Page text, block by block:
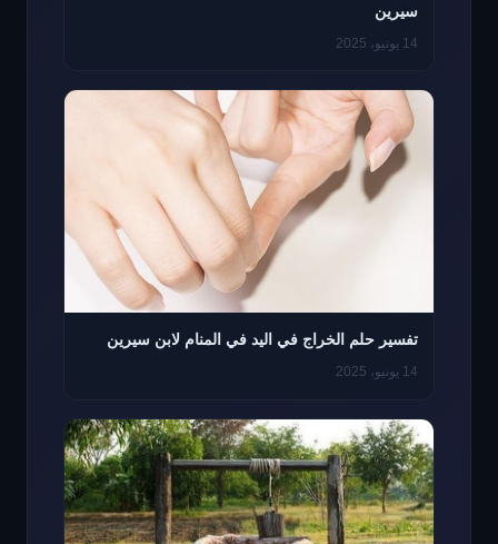
سيرين
14 يونيو، 2025
تفسير حلم الخراج في اليد في المنام لابن سيرين
14 يونيو، 2025